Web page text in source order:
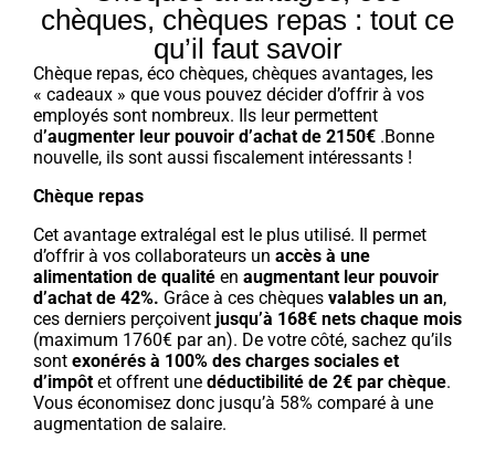
chèques, chèques repas : tout ce
qu’il faut savoir
Chèque repas, éco chèques, chèques avantages, les
« cadeaux » que vous pouvez décider d’offrir à vos
employés sont nombreux. Ils leur permettent
d’augmenter leur pouvoir d’achat de 2150€ .Bonne
nouvelle, ils sont aussi fiscalement intéressants !
Chèque repas
Cet avantage extralégal est le plus utilisé. Il permet
d’offrir à vos collaborateurs un accès à une
alimentation de qualité en augmentant leur pouvoir
d’achat de 42%. Grâce à ces chèques valables un an,
ces derniers perçoivent jusqu’à 168€ nets chaque mois
(maximum 1760€ par an). De votre côté, sachez qu’ils
sont exonérés à 100% des charges sociales et
d’impôt et offrent une déductibilité de 2€ par chèque.
Vous économisez donc jusqu’à 58% comparé à une
augmentation de salaire.